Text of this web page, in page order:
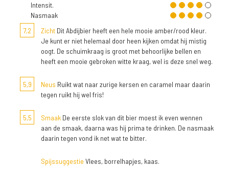
Intensit.
Nasmaak
7,2
Zicht Dit Abdijbier heeft een hele mooie amber/rood kleur.
Je kunt er niet helemaal door heen kijken omdat hij mistig
oogt. De schuimkraag is groot met behoorlijke bellen en
heeft een mooie gebroken witte kraag, wel is deze snel weg.
5,9 Neus Ruikt wat naar zurige kersen en caramel maar daarin
tegen ruikt hij wel fris!
5,5 Smaak De eerste slok van dit bier moest ik even wennen
aan de smaak, daarna was hij prima te drinken. De nasmaak
daarin tegen vond ik net wat te bitter.
Spijssuggestie Vlees, borrelhapjes, kaas.